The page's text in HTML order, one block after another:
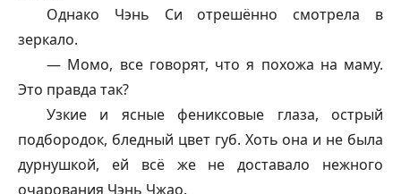
Однако Чэнь Си отрешённо смотрела в
зеркало.
— Момо, все говорят, что я похожа на маму.
Это правда так?
Узкие и ясные фениксовые глаза, острый
подбородок, бледный цвет губ. Хоть она и не была
дурнушкой, ей всё же не доставало нежного
очарования Чэнь Чжао.